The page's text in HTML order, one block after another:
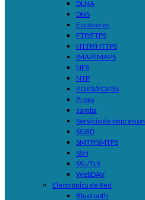
DLNA
DNS
Escáneres
FTP/FTPS
HTTP/HTTPS
IMAP/IMAPS
NFS
NTP
POP3/POP3S
Proxy
samba
Servicio de impresión
SGBD
SMTP/SMTPS
SSH
SSL/TLS
WebDAV
Electrónica de Red
Bluetooth